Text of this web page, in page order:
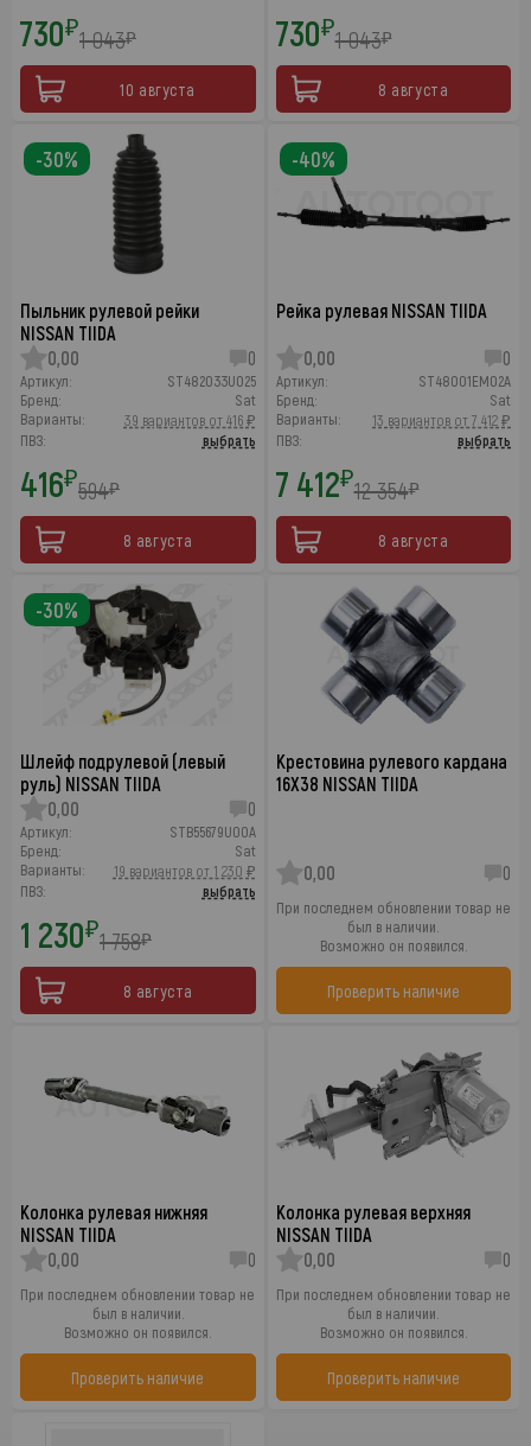
730₽1 043₽
10 августа
730₽1 043₽
8 августа
Пыльник рулевой рейки
NISSAN TIIDA
0,00
0
Артикул:
ST482033U025
Бренд:
Sat
Варианты:
39 вариантов от 416 ₽
ПВЗ:
выбрать
416₽594₽
8 августа
-30%
Рейка рулевая NISSAN TIIDA
0,00 0
Артикул:
ST48001EM02A
Бренд:
Sat
Варианты:
13 вариантов от 7 412 ₽
ПВЗ:
выбрать
7 412₽12 354₽
8 августа
-40%
Шлейф подрулевой (левый
руль) NISSAN TIIDA
0,00
0
Артикул:
STB55679U00A
Бренд:
Sat
Варианты:
19 вариантов от 1 230 ₽
ПВЗ:
выбрать
1 230₽1 758₽
8 августа
-30%
Крестовина рулевого кардана
16Х38 NISSAN TIIDA
0,00 0
При последнем обновлении товар не
был в наличии.
Возможно он появился.
Проверить наличие
Колонка рулевая нижняя
NISSAN TIIDA
0,00
0
При последнем обновлении товар не
был в наличии.
Возможно он появился.
Проверить наличие
Колонка рулевая верхняя
NISSAN TIIDA
0,00
0
При последнем обновлении товар не
был в наличии.
Возможно он появился.
Проверить наличие